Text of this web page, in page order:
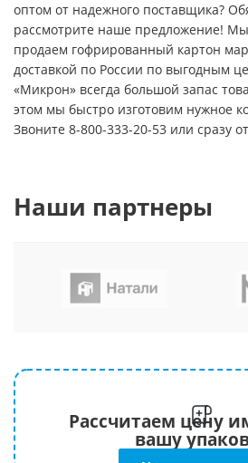
оптом от надежного поставщика?
рассмотрите наше предложение!
продаем гофрированный картон
доставкой по России по выгодным
«Микрон» всегда большой запас
этом мы быстро изготовим нужное
Звоните 8-800-333-20-53 или сразу
Наши партнеры
Рассчитаем цену
вашу